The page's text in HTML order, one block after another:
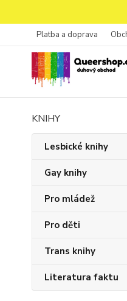
Platba a doprava
KNIHY
Lesbické knihy
Gay knihy
Pro mládež
Pro děti
Trans knihy
Literatura faktu